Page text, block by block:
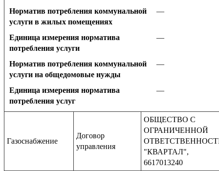
Норматив потребления коммунальной
услуги в жилых помещениях
—
Единица измерения норматива
потребления услуги
—
Норматив потребления коммунальной
услуги на общедомовые нужды
—
Единица измерения норматива
потребления услуг
—
Газоснабжение
Договор
управления
ОБЩЕСТВО С
ОГРАНИЧЕННОЙ
"КВАРТАЛ",
6617013240